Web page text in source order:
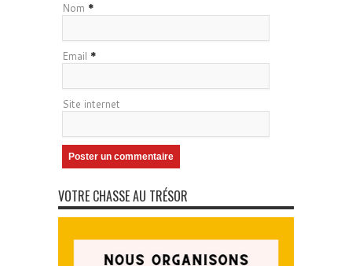
Nom *
Email *
Site internet
VOTRE CHASSE AU TRÉSOR